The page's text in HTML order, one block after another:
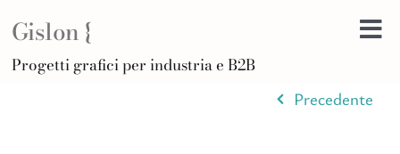
Gislon {
Progetti grafici per industria e B2B
Precedente